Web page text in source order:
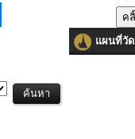
แผนที่วัด